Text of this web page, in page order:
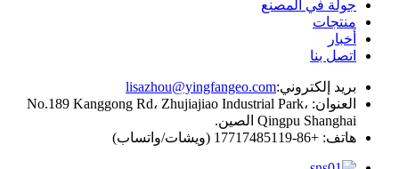
جولة في المصنع
منتجات
أخبار
اتصل بنا
بريد إلكتروني:lisazhou@yingfangeo.com
العنوان: No.189 Kanggong Rd، Zhujiajiao Industrial Park،
Qingpu Shanghai الصين.
هاتف: +86-17717485119 (ويشات/واتساب)